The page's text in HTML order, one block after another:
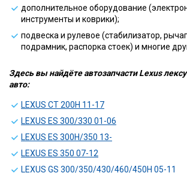
дополнительное оборудование
инструменты и коврики);
подвеска и рулевое (стабилизатор,
подрамник, распорка стоек) и многие
Здесь вы найдёте автозапчасти Lexus
авто:
LEXUS CT 200H 11-17
LEXUS ES 300/330 01-06
LEXUS ES 300H/350 13-
LEXUS ES 350 07-12
LEXUS GS 300/350/430/460/450H 05-11